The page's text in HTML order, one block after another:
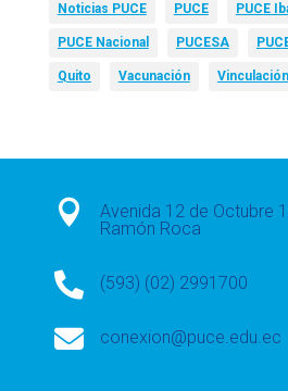
Noticias PUCE PUCE PUCE
PUCE Nacional PUCESA
Quito Vacunación

Avenida 12 de Octubre
Ramón Roca
 (593) (02) 2991700
 conexion@puce.edu.ec